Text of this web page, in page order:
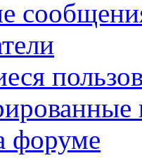
форуме